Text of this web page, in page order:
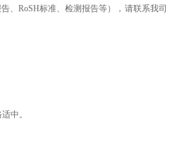
、RoSH标准、检测报告等），请联系我司
中。